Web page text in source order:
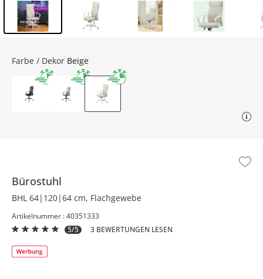
Bürostuhl
BHL 64|120|64 cm, Flachgewebe
Artikelnummer : 40351333
5/5
3 BEWERTUNGEN LESEN
Farbe / Dekor Beige